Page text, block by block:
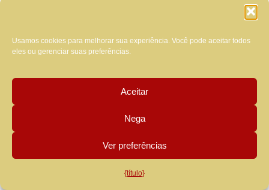
Usamos cookies para melhorar sua experiência. Você pode aceitar todos
eles ou gerenciar suas preferências.
Aceitar
Nega
Ver preferências
{título}
infalibilidade, irrevogabilidade e
imutabilidade. Estamos, de facto, no chão
do dogma, mas da pastoral e da lei, um
plano em que a Igreja, como méritos nosso
Por conseguinte, deve-se notar que a
pena de morte,fundada no direito divino,
imutável e vinculativo, mas do direito